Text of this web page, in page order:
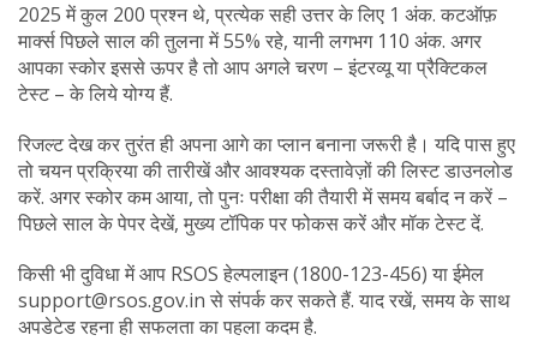
2025 में कुल 200 प्रश्न थे, प्रत्येक सही उत्तर के लिए 1 अंक. कटऑफ़
मार्क्स पिछले साल की तुलना में 55% रहे, यानी लगभग 110 अंक. अगर
आपका स्कोर इससे ऊपर है तो आप अगले चरण – इंटरव्यू या प्रैक्टिकल
टेस्ट – के लिये योग्य हैं.
रिजल्ट देख कर तुरंत ही अपना आगे का प्लान बनाना जरूरी है। यदि पास हुए
तो चयन प्रक्रिया की तारीखें और आवश्यक दस्तावेज़ों की लिस्ट डाउनलोड
करें. अगर स्कोर कम आया, तो पुनः परीक्षा की तैयारी में समय बर्बाद न करें –
पिछले साल के पेपर देखें, मुख्य टॉपिक पर फोकस करें और मॉक टेस्ट दें.
किसी भी दुविधा में आप RSOS हेल्पलाइन (1800-123-456) या ईमेल
support@rsos.gov.in से संपर्क कर सकते हैं. याद रखें, समय के साथ
अपडेटेड रहना ही सफलता का पहला कदम है.